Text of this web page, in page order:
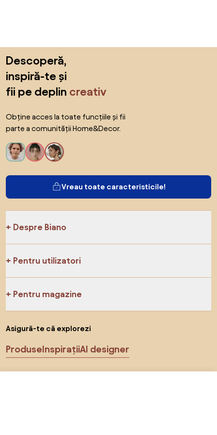
Descoperă,
inspiră-te și
fii pe deplin creativ
Obține acces la toate funcțiile și fii
parte a comunității Home&Decor.
Vreau toate caracteristicile!
Despre Biano
Pentru utilizatori
Pentru magazine
Asigură-te că explorezi
ProduseInspirațiiAI designer